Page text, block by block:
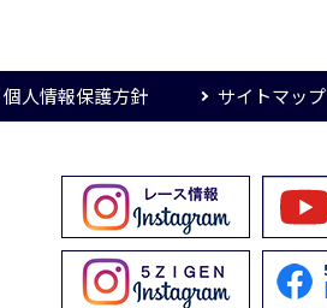
個人情報保護方針 サイトマップ